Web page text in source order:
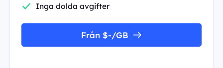
Inga dolda avgifter
Från $-/GB